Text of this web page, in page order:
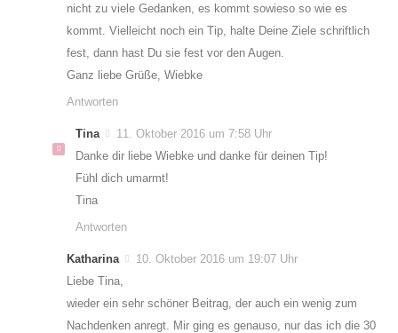
nicht zu viele Gedanken, es kommt sowieso so wie es
kommt. Vielleicht noch ein Tip, halte Deine Ziele schriftlich
fest, dann hast Du sie fest vor den Augen.
Ganz liebe Grüße, Wiebke
Antworten
Tina
11. Oktober 2016 um 7:58 Uhr
Danke dir liebe Wiebke und danke für deinen Tip!
Fühl dich umarmt!
Tina
Antworten
Katharina
10. Oktober 2016 um 19:07 Uhr
Liebe Tina,
wieder ein sehr schöner Beitrag, der auch ein wenig zum
Nachdenken anregt. Mir ging es genauso, nur das ich die 30